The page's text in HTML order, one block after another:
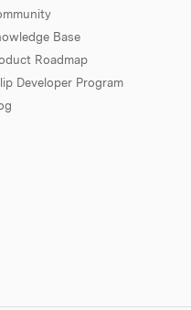
Base
Roadmap
Developer Program